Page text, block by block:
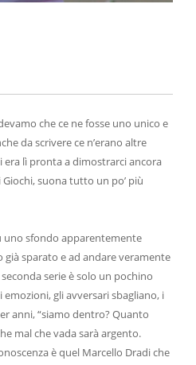
che ce ne fosse uno unico e
da scrivere ce n’erano altre
era lì pronta a dimostrarci ancora
suona tutto un po’ più
uno sfondo apparentemente
sparato e ad andare veramente
serie è solo un pochino
gli avversari sbagliano, i
anni, “siamo dentro? Quanto
mal che vada sarà argento.
è quel Marcello Dradi che